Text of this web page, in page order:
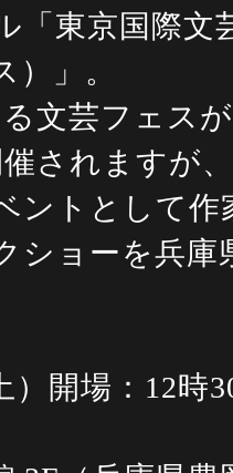
「東京国際文
」。
文芸フェス
されますが
ントとして作
ショーを兵庫
）開場：12